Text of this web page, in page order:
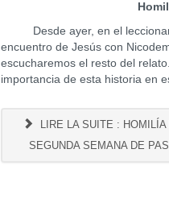
Desde ayer, en el
encuentro de Jesús con
escucharemos el resto del
importancia de esta historia en
LIRE LA SUITE :
SEGUNDA SEMANA DE